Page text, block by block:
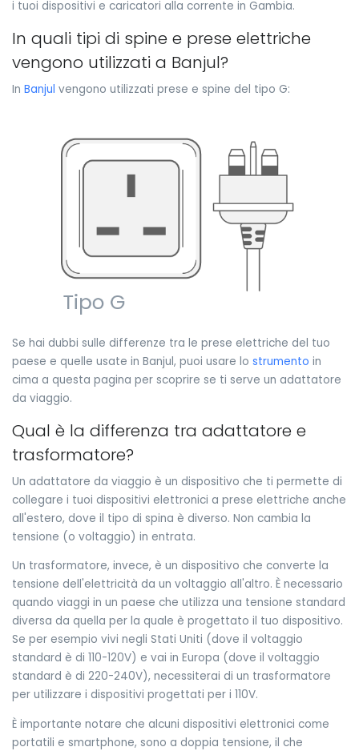
i tuoi dispositivi e caricatori alla corrente in Gambia.
In quali tipi di spine e prese elettriche
vengono utilizzati a Banjul?
In Banjul vengono utilizzati prese e spine del tipo G:
Se hai dubbi sulle differenze tra le prese elettriche del tuo
paese e quelle usate in Banjul, puoi usare lo strumento in
cima a questa pagina per scoprire se ti serve un adattatore
da viaggio.
Qual è la differenza tra adattatore e
trasformatore?
Un adattatore da viaggio è un dispositivo che ti permette di
collegare i tuoi dispositivi elettronici a prese elettriche anche
all'estero, dove il tipo di spina è diverso. Non cambia la
tensione (o voltaggio) in entrata.
Un trasformatore, invece, è un dispositivo che converte la
tensione dell'elettricità da un voltaggio all'altro. È necessario
quando viaggi in un paese che utilizza una tensione standard
diversa da quella per la quale è progettato il tuo dispositivo.
Se per esempio vivi negli Stati Uniti (dove il voltaggio
standard è di 110-120V) e vai in Europa (dove il voltaggio
standard è di 220-240V), necessiterai di un trasformatore
per utilizzare i dispositivi progettati per i 110V.
È importante notare che alcuni dispositivi elettronici come
portatili e smartphone, sono a doppia tensione, il che